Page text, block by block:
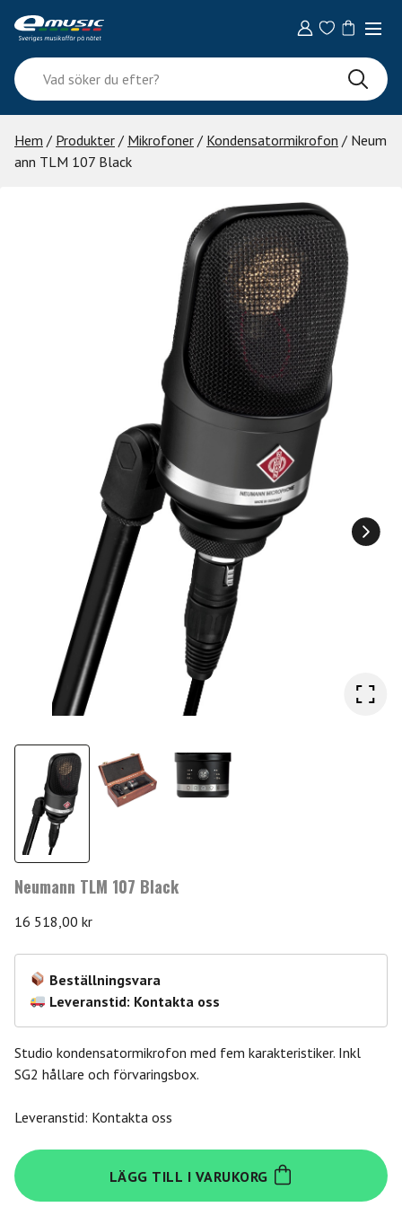
content
Vad
söker
du
efter?
Hem / Produkter / Mikrofoner / Kondensatormikrofon / Neum
ann TLM 107 Black
Neumann TLM 107 Black
16 518,00 kr
Beställningsvara
Leveranstid: Kontakta oss
Studio kondensatormikrofon med fem karakteristiker. Inkl
SG2 hållare och förvaringsbox.
Leveranstid: Kontakta oss
Neumann
TLM
107
LÄGG TILL I VARUKORG